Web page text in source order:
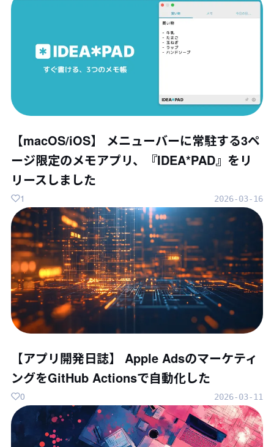
【macOS/iOS】 メニューバーに常駐する3ペ
ージ限定のメモアプリ、『IDEA*PAD』をリ
リースしました
2026-03-16
1
【アプリ開発日誌】 Apple Adsのマーケティ
ングをGitHub Actionsで自動化した
2026-03-11
0